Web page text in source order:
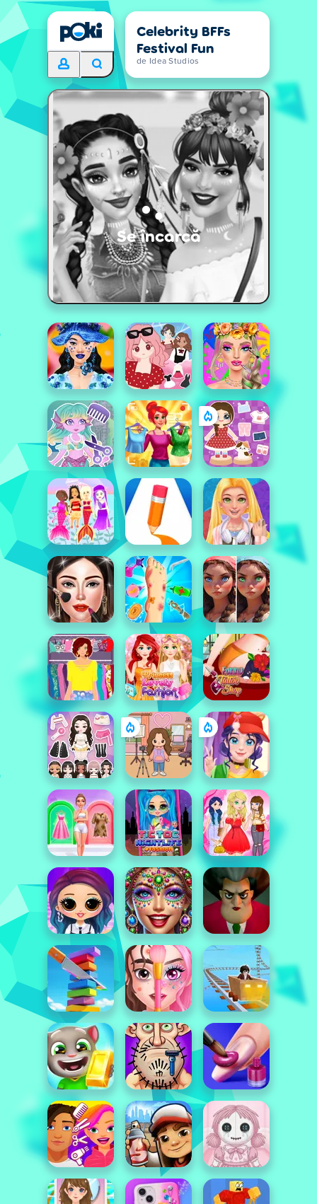
Celebrity BFFs
Festival Fun
de Idea Studios
Se încarcă